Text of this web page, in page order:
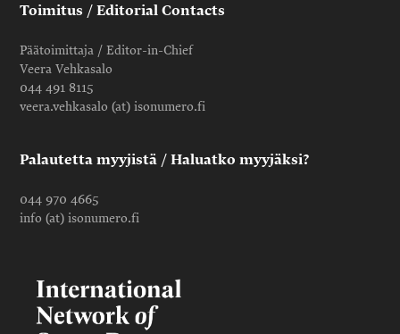
Toimitus / Editorial Contacts
Päätoimittaja / Editor-in-Chief
Veera Vehkasalo
044 491 8115
veera.vehkasalo (at) isonumero.fi
Palautetta myyjistä / Haluatko myyjäksi?
044 970 4665
info (at) isonumero.fi